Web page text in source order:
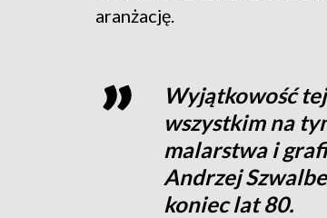
aranżację.
Wyjątkowość
wszystkim na
malarstwa i
Andrzej
koniec lat 80.